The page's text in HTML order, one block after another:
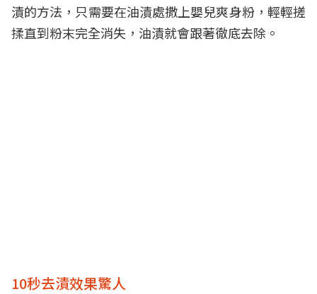
漬的方法，只需要在油漬處撒上嬰兒爽身粉，輕輕搓
揉直到粉末完全消失，油漬就會跟著徹底去除。
10秒去漬效果驚人